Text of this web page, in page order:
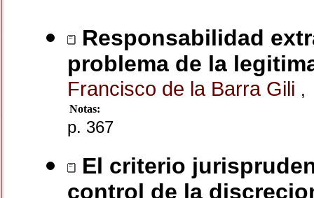
Responsabilidad
problema de la
Francisco de la Barra Gili ,
Notas:
p. 367
El criterio
control de la